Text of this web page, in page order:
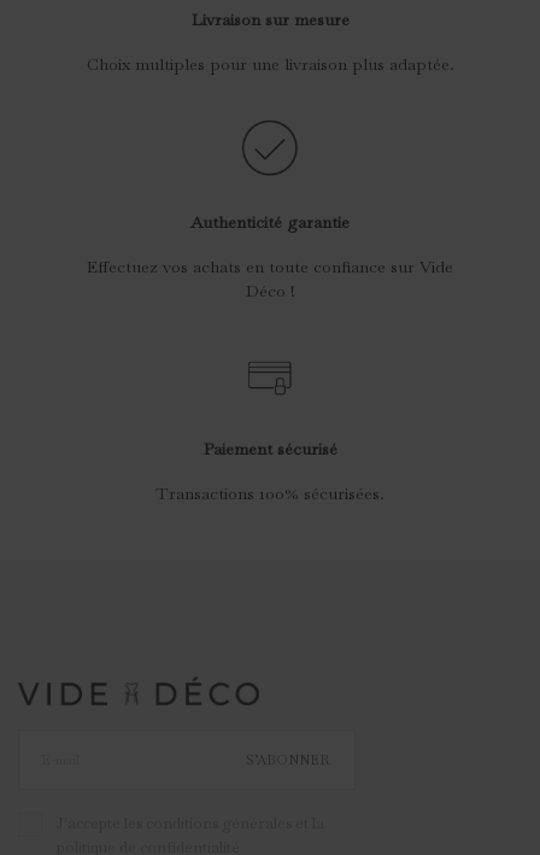
Livraison sur mesure
Choix multiples pour une livraison plus adaptée.
Authenticité garantie
Effectuez vos achats en toute confiance sur Vide
Déco !
Paiement sécurisé
Transactions 100% sécurisées.
S’ABONNER